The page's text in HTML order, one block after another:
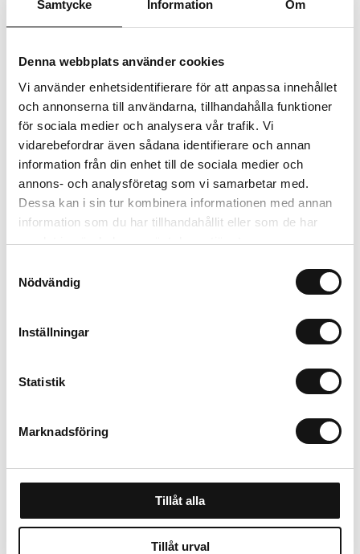
Samtycke Information Om
Denna webbplats använder cookies
Vi använder enhetsidentifierare för att anpassa innehållet
och annonserna till användarna, tillhandahålla funktioner
för sociala medier och analysera vår trafik. Vi
vidarebefordrar även sådana identifierare och annan
information från din enhet till de sociala medier och
annons- och analysföretag som vi samarbetar med.
Dessa kan i sin tur kombinera informationen med annan
information som du har tillhandahållit eller som de har
samlat in när du har använt deras tjänster.
Nödvändig
Inställningar
Statistik
Marknadsföring
Tillåt alla
Tillåt urval
Kapacitet fyrkant /,0 7 6,0 P 9,0 7 8,0 P ;,0
mm.
Artikelnr: KN001106V04
Finns i lager (2 st)
Inkl. moms: 363 kr
Lägg i varukorgen
Trygg betalning
Ekologiskt utbud